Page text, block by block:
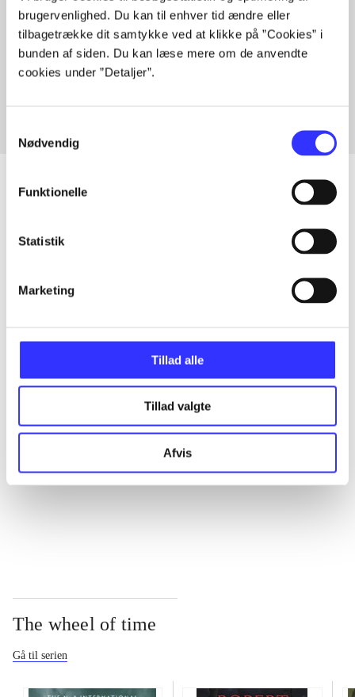
brugervenlighed. Du kan til enhver tid ændre eller
tilbagetrække dit samtykke ved at klikke på ”Cookies” i
bunden af siden. Du kan læse mere om de anvendte
cookies under ”Detaljer”.
Nødvendig
Funktionelle
Statistik
Marketing
Tillad alle
Tillad valgte
Afvis
Artikler med samme emner
Fra
Artikler
...
The wheel of time
Gå til serien